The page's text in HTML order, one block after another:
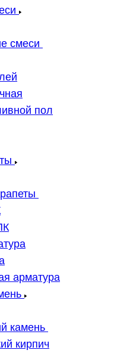
смеси
пол
арматура
камень
кирпич